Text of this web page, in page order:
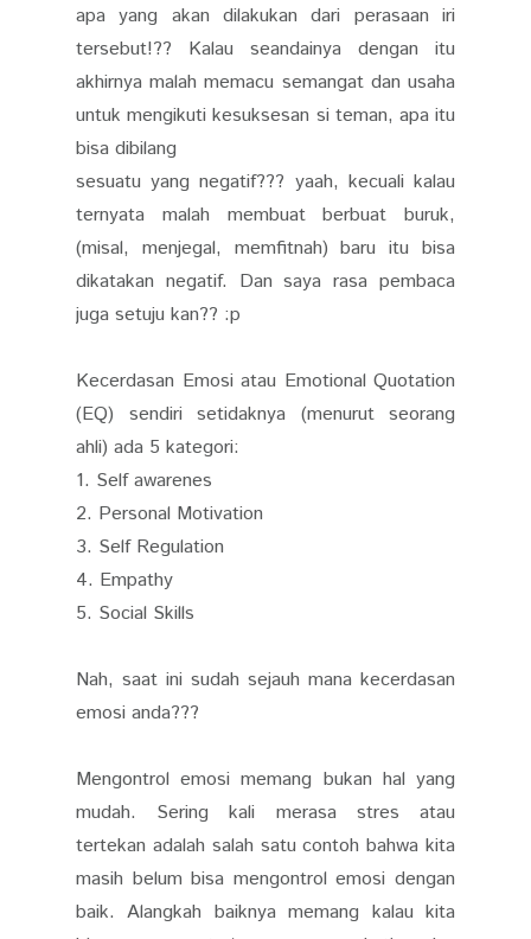
apa yang akan dilakukan dari perasaan iri
tersebut!?? Kalau seandainya dengan itu
akhirnya malah memacu semangat dan usaha
untuk mengikuti kesuksesan si teman, apa itu
bisa dibilang
sesuatu yang negatif??? yaah, kecuali kalau
ternyata malah membuat berbuat buruk,
(misal, menjegal, memfitnah) baru itu bisa
dikatakan negatif. Dan saya rasa pembaca
juga setuju kan?? :p
Kecerdasan Emosi atau Emotional Quotation
(EQ) sendiri setidaknya (menurut seorang
ahli) ada 5 kategori:
1. Self awarenes
2. Personal Motivation
3. Self Regulation
4. Empathy
5. Social Skills
Nah, saat ini sudah sejauh mana kecerdasan
emosi anda???
Mengontrol emosi memang bukan hal yang
mudah. Sering kali merasa stres atau
tertekan adalah salah satu contoh bahwa kita
masih belum bisa mengontrol emosi dengan
baik. Alangkah baiknya memang kalau kita